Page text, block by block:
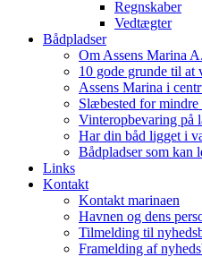
Regnskaber
Vedtægter
Bådpladser
Om Assens Marina
10 gode grunde til at
Assens Marina i
Slæbested for mindre
Vinteropbevaring på
Har din båd ligget i
Bådpladser som kan
Links
Kontakt
Kontakt marinaen
Havnen og dens
Tilmelding til
Framelding af